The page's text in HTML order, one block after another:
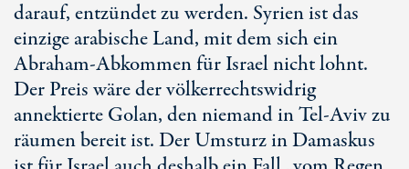
darauf, entzündet zu werden. Syrien ist das
einzige arabische Land, mit dem sich ein
Abraham-Abkommen für Israel nicht lohnt.
Der Preis wäre der völkerrechtswidrig
annektierte Golan, den niemand inTel-Avivzu
räumen bereit ist. Der Umsturz in Damaskus